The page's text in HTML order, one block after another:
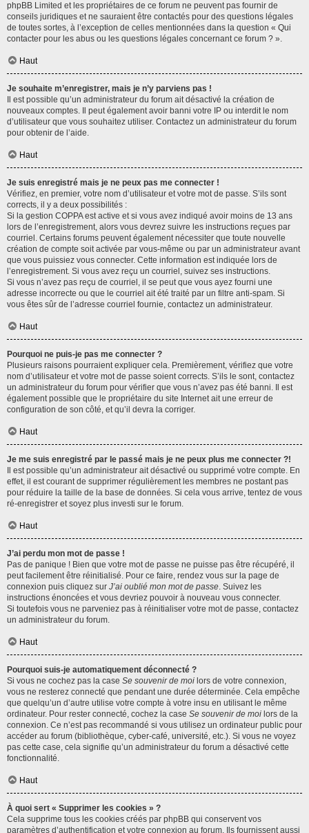
phpBB Limited et les propriétaires de ce forum ne peuvent pas fournir de
conseils juridiques et ne sauraient être contactés pour des questions légales
de toutes sortes, à l’exception de celles mentionnées dans la question « Qui
contacter pour les abus ou les questions légales concernant ce forum ? ».
Haut
Je souhaite m’enregistrer, mais je n’y parviens pas !
Il est possible qu’un administrateur du forum ait désactivé la création de
nouveaux comptes. Il peut également avoir banni votre IP ou interdit le nom
d’utilisateur que vous souhaitez utiliser. Contactez un administrateur du forum
pour obtenir de l’aide.
Haut
Je suis enregistré mais je ne peux pas me connecter !
Vérifiez, en premier, votre nom d’utilisateur et votre mot de passe. S’ils sont
corrects, il y a deux possibilités :
Si la gestion COPPA est active et si vous avez indiqué avoir moins de 13 ans
lors de l’enregistrement, alors vous devrez suivre les instructions reçues par
courriel. Certains forums peuvent également nécessiter que toute nouvelle
création de compte soit activée par vous-même ou par un administrateur avant
que vous puissiez vous connecter. Cette information est indiquée lors de
l’enregistrement. Si vous avez reçu un courriel, suivez ses instructions.
Si vous n’avez pas reçu de courriel, il se peut que vous ayez fourni une
adresse incorrecte ou que le courriel ait été traité par un filtre anti-spam. Si
vous êtes sûr de l’adresse courriel fournie, contactez un administrateur.
Haut
Pourquoi ne puis-je pas me connecter ?
Plusieurs raisons pourraient expliquer cela. Premièrement, vérifiez que votre
nom d’utilisateur et votre mot de passe soient corrects. S’ils le sont, contactez
un administrateur du forum pour vérifier que vous n’avez pas été banni. Il est
également possible que le propriétaire du site Internet ait une erreur de
configuration de son côté, et qu’il devra la corriger.
Haut
Je me suis enregistré par le passé mais je ne peux plus me connecter ?!
Il est possible qu’un administrateur ait désactivé ou supprimé votre compte. En
effet, il est courant de supprimer régulièrement les membres ne postant pas
pour réduire la taille de la base de données. Si cela vous arrive, tentez de vous
ré-enregistrer et soyez plus investi sur le forum.
Haut
J’ai perdu mon mot de passe !
Pas de panique ! Bien que votre mot de passe ne puisse pas être récupéré, il
peut facilement être réinitialisé. Pour ce faire, rendez vous sur la page de
connexion puis cliquez sur J’ai oublié mon mot de passe. Suivez les
instructions énoncées et vous devriez pouvoir à nouveau vous connecter.
Si toutefois vous ne parveniez pas à réinitialiser votre mot de passe, contactez
un administrateur du forum.
Haut
Pourquoi suis-je automatiquement déconnecté ?
Si vous ne cochez pas la case Se souvenir de moi lors de votre connexion,
vous ne resterez connecté que pendant une durée déterminée. Cela empêche
que quelqu’un d’autre utilise votre compte à votre insu en utilisant le même
ordinateur. Pour rester connecté, cochez la case Se souvenir de moi lors de la
connexion. Ce n’est pas recommandé si vous utilisez un ordinateur public pour
accéder au forum (bibliothèque, cyber-café, université, etc.). Si vous ne voyez
pas cette case, cela signifie qu’un administrateur du forum a désactivé cette
fonctionnalité.
Haut
À quoi sert « Supprimer les cookies » ?
Cela supprime tous les cookies créés par phpBB qui conservent vos
paramètres d’authentification et votre connexion au forum. Ils fournissent aussi